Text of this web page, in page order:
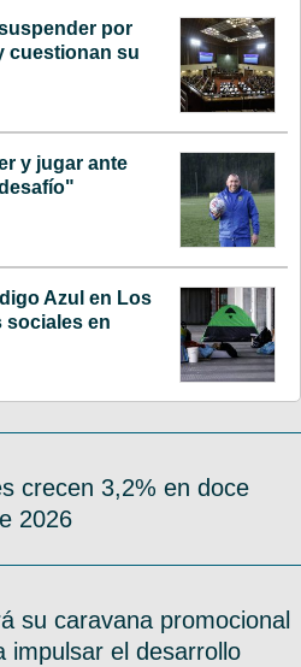
por
cuestionan su
y jugar ante
Azul en Los
sociales en
crecen 3,2% en doce
2026
su caravana promocional
impulsar el desarrollo